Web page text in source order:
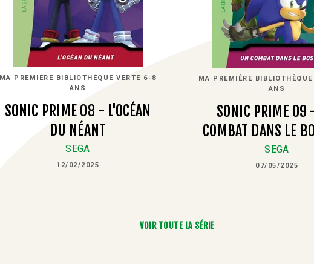
MA PREMIÈRE BIBLIOTHÈQUE VERTE 6-8
ANS
SONIC PRIME 08 - L'OCÉAN
DU NÉANT
SEGA
12/02/2025
MA PREMIÈRE
ANS
SONIC PRIME 09
COMBAT DANS LE
SEGA
07/05/2025
VOIR TOUTE LA SÉRIE